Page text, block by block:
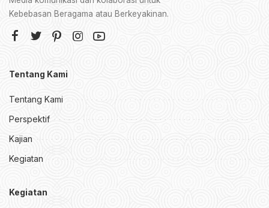
Kebebasan Beragama atau Berkeyakinan.
Tentang Kami
Tentang Kami
Perspektif
Kajian
Kegiatan
Kegiatan